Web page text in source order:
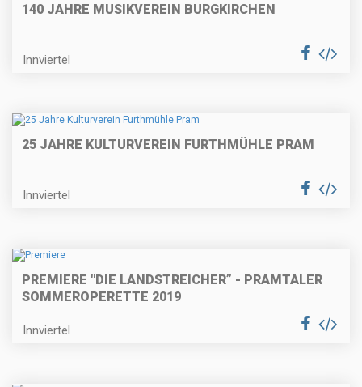
140 JAHRE MUSIKVEREIN BURGKIRCHEN
Innviertel
25 JAHRE KULTURVEREIN FURTHMÜHLE PRAM
Innviertel
PREMIERE "DIE LANDSTREICHER” - PRAMTALER
SOMMEROPERETTE 2019
Innviertel